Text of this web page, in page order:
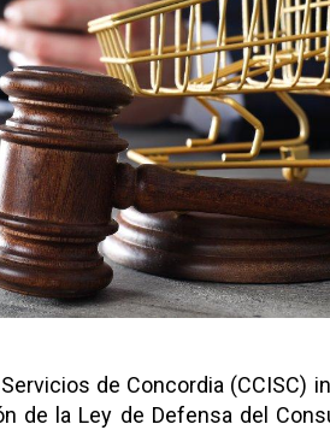
de Concordia (CCISC)
de la Ley de Defensa del